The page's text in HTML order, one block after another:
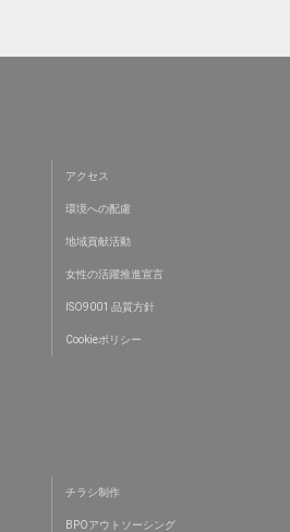
アクセス
環境への配慮
地域貢献活動
女性の活躍推進宣言
ISO9001 品質方針
Cookieポリシー
チラシ制作
BPOアウトソーシング